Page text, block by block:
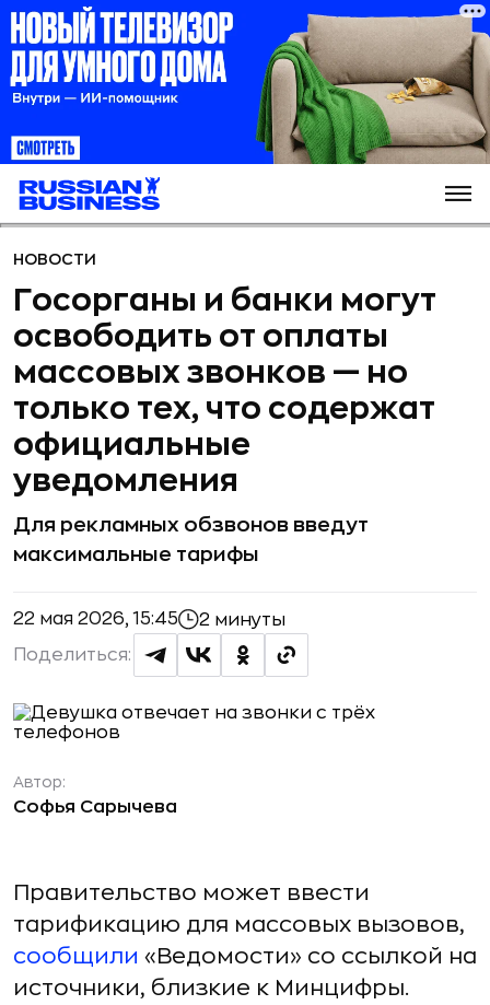
НОВОСТИ
Госорганы и банки могут
освободить от оплаты
массовых звонков — но
только тех, что содержат
официальные
уведомления
Для рекламных обзвонов введут
максимальные тарифы
22 мая 2026, 15:45 2 минуты
Поделиться:
Автор:
Софья Сарычева
Правительство может ввести
тарификацию для массовых вызовов,
сообщили «Ведомости» со ссылкой на
источники, близкие к Минцифры.